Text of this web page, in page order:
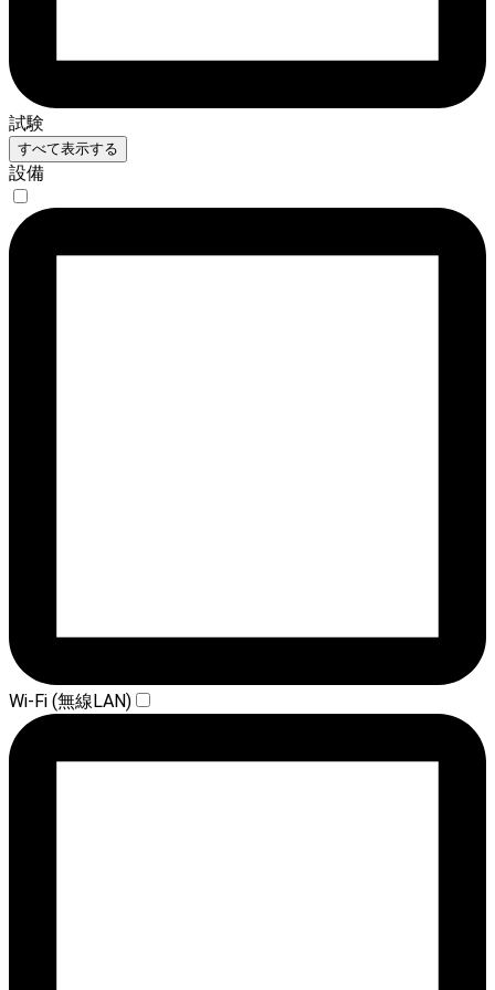
試験
すべて表示する
設備
Wi-Fi (無線LAN)